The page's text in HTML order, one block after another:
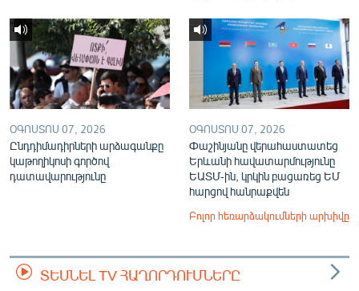
ՕԳՈՍՏՈՍ 07, 2026
Ընդդիմադիրների արձագանքը
կաթողիկոսի գործով
դատավարությունը
ՕԳՈՍՏՈՍ 07, 2026
Փաշինյանը վերահաստատեց
Երևանի հավատարմությունը
ԵԱՏՄ-ին, կրկին բացառեց ԵՄ
հարցով հանրաքվեն
Բոլոր հեռարձակումների արխիվը
ՏԵՍՆԵԼ TV ՀԱՂՈՐԴՈՒՄՆԵՐԸ